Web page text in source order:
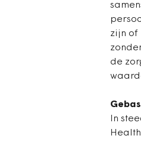
zijn of
de
In